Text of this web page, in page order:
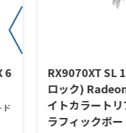
6
RX9070XT SL
ロック)
イトカラート
ラフィックボー